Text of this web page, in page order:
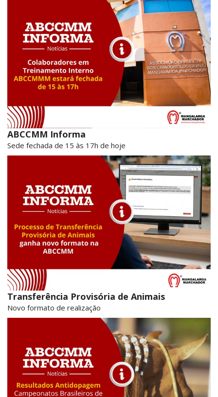
ABCCMM Informa
Sede fechada de 15 às 17h de hoje
Transferência Provisória de Animais
Novo formato de realização